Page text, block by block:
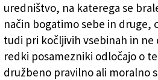
uredništvo, na katerega se
način bogatimo sebe in druge,
tudi pri kočljivih vsebinah in ne
redki posamezniki odločajo o
družbeno pravilno ali moralno